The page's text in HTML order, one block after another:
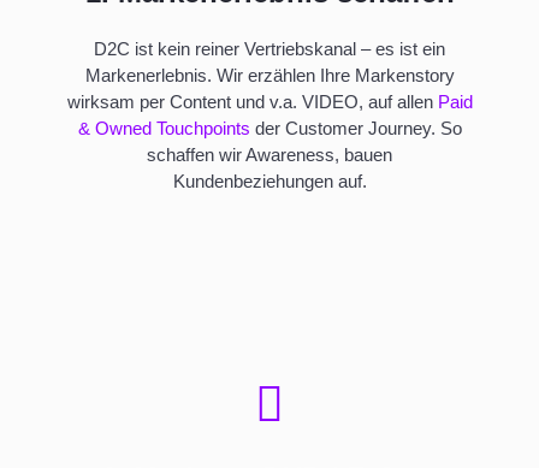
D2C ist kein reiner Vertriebskanal – es ist ein
Markenerlebnis. Wir erzählen Ihre Markenstory
wirksam per Content und v.a. VIDEO, auf allen Paid
& Owned Touchpoints der Customer Journey. So
schaffen wir Awareness, bauen
Kundenbeziehungen auf.